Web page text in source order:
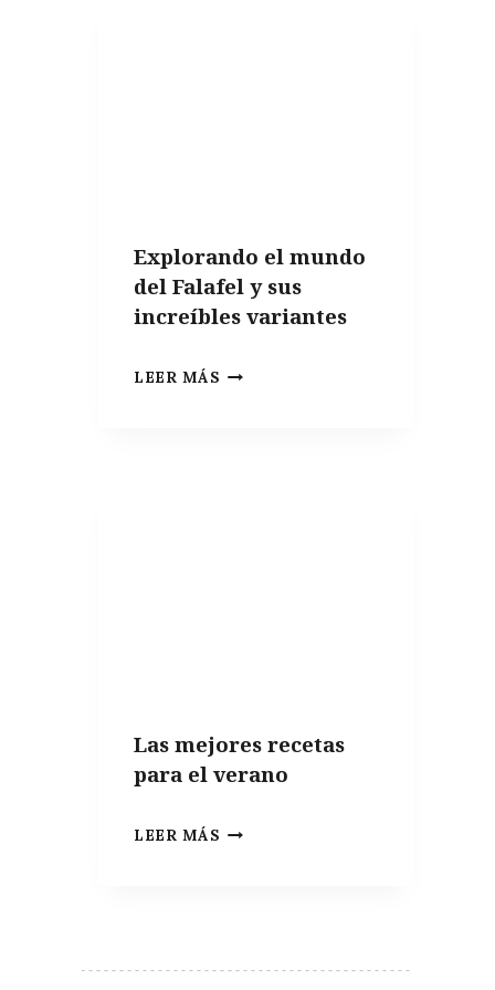
Explorando el mundo
del Falafel y sus
increíbles variantes
LEER MÁS EXPLORANDO
Las mejores recetas
para el verano
LEER MÁS LAS